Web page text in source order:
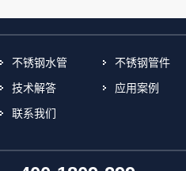
不锈钢水管 不锈钢管件
技术解答
应用案例
联系我们